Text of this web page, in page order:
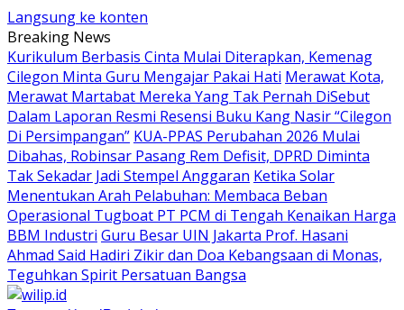
Langsung ke konten
Breaking News
Kurikulum Berbasis Cinta Mulai Diterapkan, Kemenag
Cilegon Minta Guru Mengajar Pakai Hati Merawat Kota,
Merawat Martabat Mereka Yang Tak Pernah DiSebut
Dalam Laporan Resmi Resensi Buku Kang Nasir “Cilegon
Di Persimpangan” KUA-PPAS Perubahan 2026 Mulai
Dibahas, Robinsar Pasang Rem Defisit, DPRD Diminta
Tak Sekadar Jadi Stempel Anggaran Ketika Solar
Menentukan Arah Pelabuhan: Membaca Beban
Operasional Tugboat PT PCM di Tengah Kenaikan Harga
BBM Industri Guru Besar UIN Jakarta Prof. Hasani
Ahmad Said Hadiri Zikir dan Doa Kebangsaan di Monas,
Teguhkan Spirit Persatuan Bangsa